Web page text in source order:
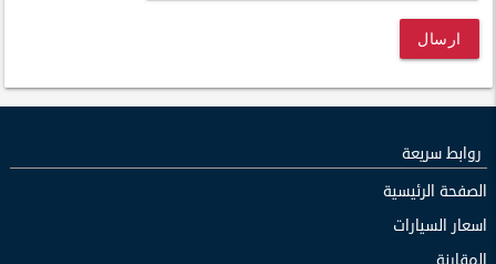
ارسال
روابط سريعة
الصفحة الرئيسية
اسعار السيارات